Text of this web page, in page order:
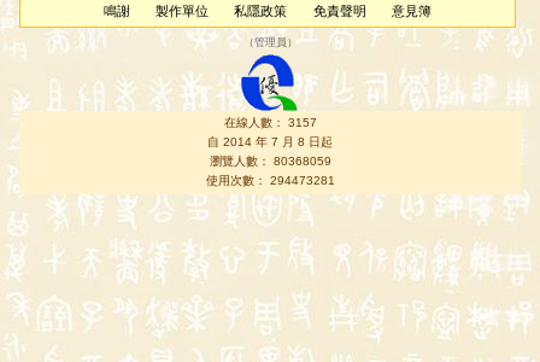
鳴謝
製作單位 私隱政策 免責聲明 意見簿
（管理員 ）
在線人數： 3157
自 2014 年 7 月 8 日起
瀏覽人數： 80368059
使用次數： 294473281